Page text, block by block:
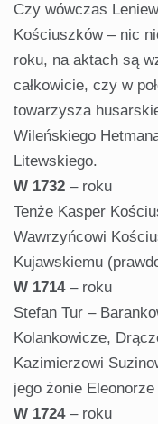
Czy wówczas
Kościuszków – nic
roku, na aktach są
całkowicie, czy w
towarzysza
Wileńskiego
Litewskiego.
W 1732 – roku
Tenże Kasper
Wawrzyńcowi
Kujawskiemu
W 1714– roku
Stefan Tur –
Kolankowicze,
Kazimierzowi
jego żonie Eleonorze
W 1724– roku